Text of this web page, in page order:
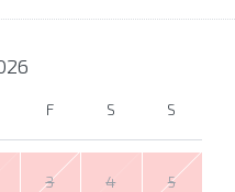
F S S
3 4 5